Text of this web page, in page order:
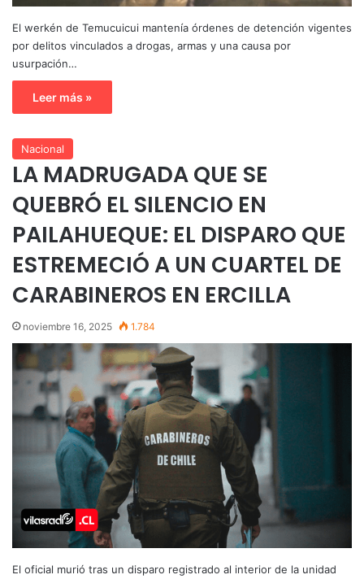
El werkén de Temucuicui mantenía órdenes de detención vigentes
por delitos vinculados a drogas, armas y una causa por
usurpación…
Leer más »
Nacional
LA MADRUGADA QUE SE
QUEBRÓ EL SILENCIO EN
PAILAHUEQUE: EL DISPARO QUE
ESTREMECIÓ A UN CUARTEL DE
CARABINEROS EN ERCILLA
noviembre 16, 2025 1.784
El oficial murió tras un disparo registrado al interior de la unidad